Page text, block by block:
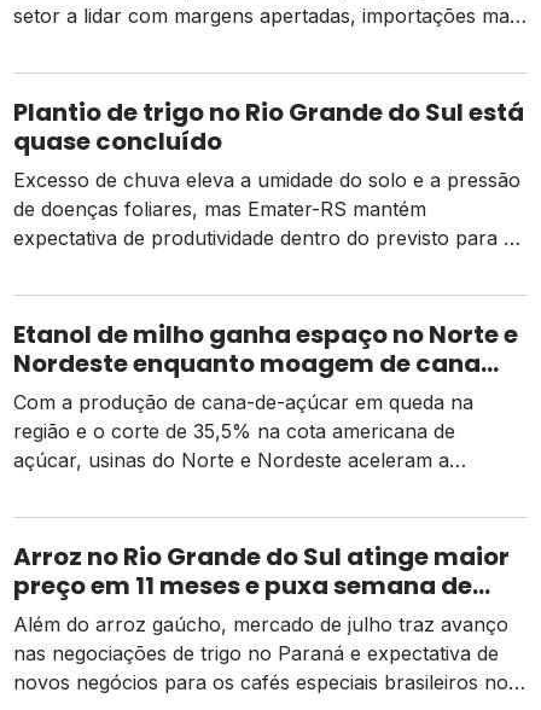
setor a lidar com margens apertadas, importações mais
Plantio de trigo no Rio Grande do Sul está
quase concluído
Excesso de chuva eleva a umidade do solo e a pressão
de doenças foliares, mas Emater-RS mantém
expectativa de produtividade dentro do previsto para a
Etanol de milho ganha espaço no Norte e
Nordeste enquanto moagem de cana
recua e tarifa dos EUA pressiona usinas
Com a produção de cana-de-açúcar em queda na
região e o corte de 35,5% na cota americana de
açúcar, usinas do Norte e Nordeste aceleram a
de receita e competitividade.
Arroz no Rio Grande do Sul atinge maior
preço em 11 meses e puxa semana de
valorização no campo
Além do arroz gaúcho, mercado de julho traz avanço
nas negociações de trigo no Paraná e expectativa de
novos negócios para os cafés especiais brasileiros no